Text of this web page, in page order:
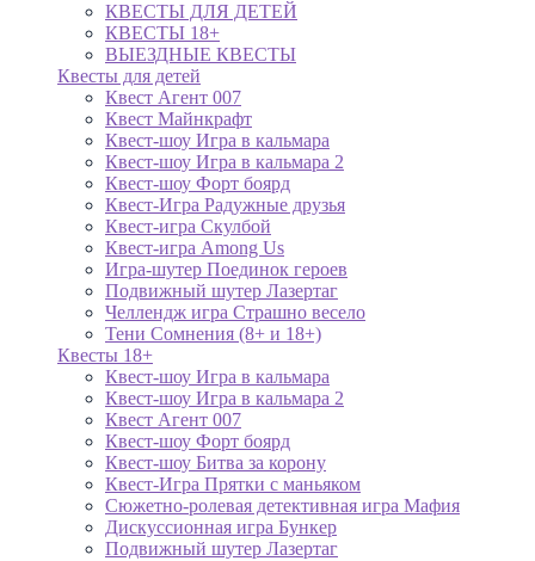
КВЕСТЫ ДЛЯ ДЕТЕЙ
КВЕСТЫ 18+
ВЫЕЗДНЫЕ КВЕСТЫ
Квесты для детей
Квест Агент 007
Квест Майнкрафт
Квест-шоу Игра в кальмара
Квест-шоу Игра в кальмара 2
Квест-шоу Форт боярд
Квест-Игра Радужные друзья
Квест-игра Скулбой
Квест-игра Among Us
Игра-шутер Поединок героев
Подвижный шутер Лазертаг
Челлендж игра Страшно весело
Тени Сомнения (8+ и 18+)
Квесты 18+
Квест-шоу Игра в кальмара
Квест-шоу Игра в кальмара 2
Квест Агент 007
Квест-шоу Форт боярд
Квест-шоу Битва за корону
Квест-Игра Прятки с маньяком
Сюжетно-ролевая детективная игра Мафия
Дискуссионная игра Бункер
Подвижный шутер Лазертаг